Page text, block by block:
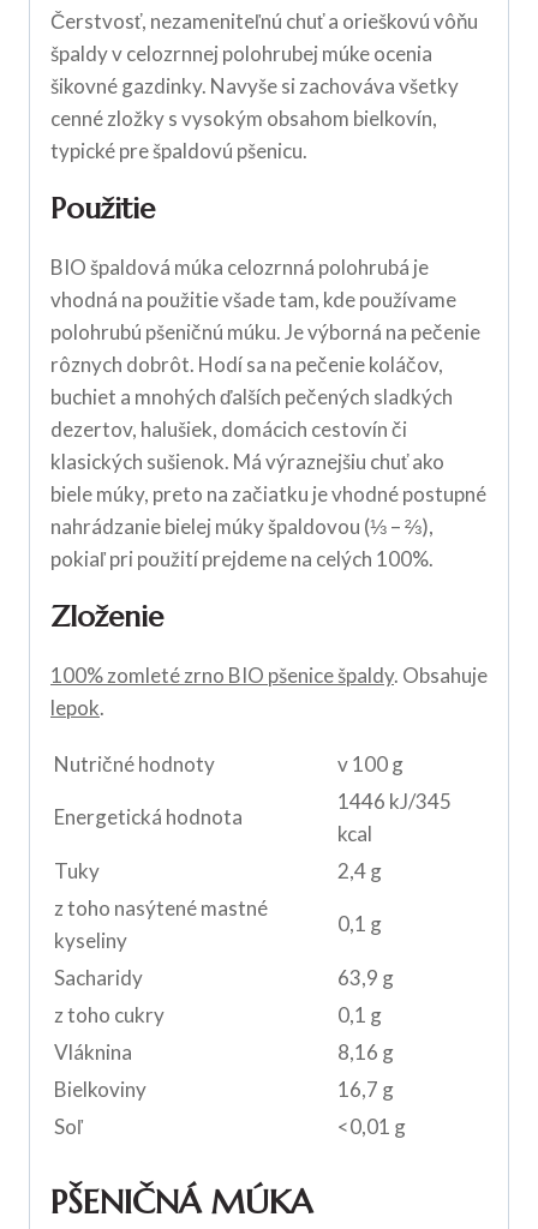
Čerstvosť, nezameniteľnú chuť a orieškovú vôňu
špaldy v celozrnnej polohrubej múke ocenia
šikovné gazdinky. Navyše si zachováva všetky
cenné zložky s vysokým obsahom bielkovín,
typické pre špaldovú pšenicu.
Použitie
BIO špaldová múka celozrnná polohrubá je
vhodná na použitie všade tam, kde používame
polohrubú pšeničnú múku. Je výborná na pečenie
rôznych dobrôt. Hodí sa na pečenie koláčov,
buchiet a mnohých ďalších pečených sladkých
dezertov, halušiek, domácich cestovín či
klasických sušienok. Má výraznejšiu chuť ako
biele múky, preto na začiatku je vhodné postupné
nahrádzanie bielej múky špaldovou (⅓ – ⅔),
pokiaľ pri použití prejdeme na celých 100%.
Zloženie
100% zomleté zrno BIO pšenice špaldy. Obsahuje
lepok.
Nutričné hodnoty v 100 g
Energetická hodnota
1446 kJ/345
kcal
Tuky
2,4 g
z toho nasýtené mastné
kyseliny
0,1 g
Sacharidy
63,9 g
z toho cukry
0,1 g
Vláknina
8,16 g
Bielkoviny
16,7 g
Soľ
<0,01 g
PŠENIČNÁ MÚKA